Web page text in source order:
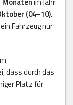
(04–10).
Fahrzeug nur
dass durch das
Platz für